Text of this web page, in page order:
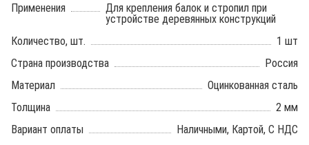
Применения
Для крепления балок и стропил при
устройстве деревянных конструкций
Количество, шт.
1 шт
Страна производства
Россия
Материал
Оцинкованная сталь
Толщина
2 мм
Вариант оплаты
Наличными, Картой, С НДС